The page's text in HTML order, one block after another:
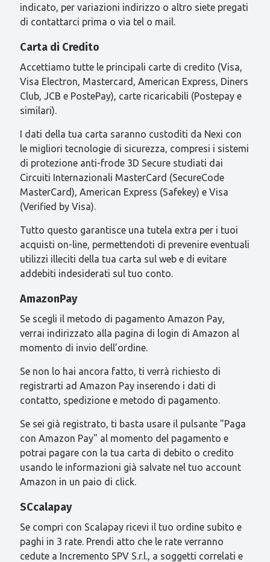
indicato, per variazioni indirizzo o altro siete pregati
di contattarci prima o via tel o mail.
Carta di Credito
Accettiamo tutte le principali carte di credito (Visa,
Visa Electron, Mastercard, American Express, Diners
Club, JCB e PostePay), carte ricaricabili (Postepay e
similari).
I dati della tua carta saranno custoditi da Nexi con
le migliori tecnologie di sicurezza, compresi i sistemi
di protezione anti-frode 3D Secure studiati dai
Circuiti Internazionali MasterCard (SecureCode
MasterCard), American Express (Safekey) e Visa
(Verified by Visa).
Tutto questo garantisce una tutela extra per i tuoi
acquisti on-line, permettendoti di prevenire eventuali
utilizzi illeciti della tua carta sul web e di evitare
addebiti indesiderati sul tuo conto.
AmazonPay
Se scegli il metodo di pagamento Amazon Pay,
verrai indirizzato alla pagina di login di Amazon al
momento di invio dell’ordine.
Se non lo hai ancora fatto, ti verrà richiesto di
registrarti ad Amazon Pay inserendo i dati di
contatto, spedizione e metodo di pagamento.
Se sei già registrato, ti basta usare il pulsante "Paga
con Amazon Pay" al momento del pagamento e
potrai pagare con la tua carta di debito o credito
usando le informazioni già salvate nel tuo account
Amazon in un paio di click.
SCcalapay
Se compri con Scalapay ricevi il tuo ordine subito e
paghi in 3 rate. Prendi atto che le rate verranno
cedute a Incremento SPV S.r.l., a soggetti correlati e